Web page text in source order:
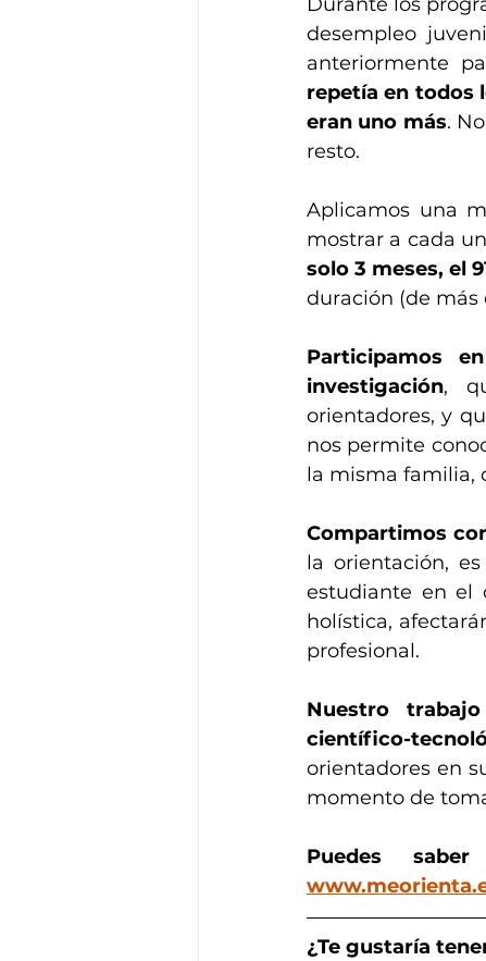
Durante los
desempleo
anteriormente
repetía en todos
eran uno más.
resto.
Aplicamos una
mostrar a cada
solo 3 meses, el
duración (de más
Participamos
investigación,
orientadores, y
nos permite
la misma familia,
Compartimos
la orientación,
estudiante en el
holística,
profesional.
Nuestro
científico-
orientadores en
momento de
Puedes
¿Te gustaría